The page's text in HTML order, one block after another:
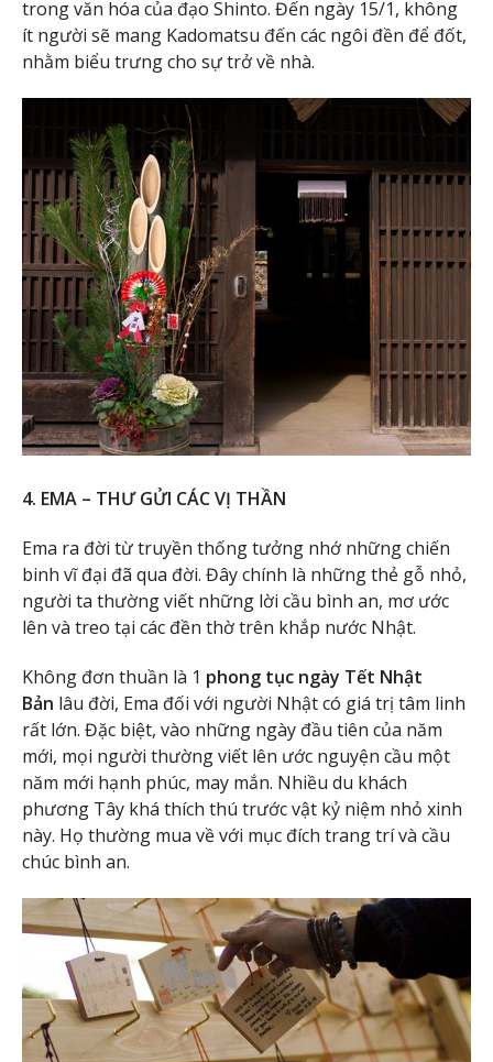
trong văn hóa của đạo Shinto. Đến ngày 15/1, không
ít người sẽ mang Kadomatsu đến các ngôi đền để đốt,
nhằm biểu trưng cho sự trở về nhà.
4. EMA – THƯ GỬI CÁC VỊ THẦN
Ema ra đời từ truyền thống tưởng nhớ những chiến
binh vĩ đại đã qua đời. Đây chính là những thẻ gỗ nhỏ,
người ta thường viết những lời cầu bình an, mơ ước
lên và treo tại các đền thờ trên khắp nước Nhật.
Không đơn thuần là 1 phong tục ngày Tết Nhật
Bản lâu đời, Ema đối với người Nhật có giá trị tâm linh
rất lớn. Đặc biệt, vào những ngày đầu tiên của năm
mới, mọi người thường viết lên ước nguyện cầu một
năm mới hạnh phúc, may mắn. Nhiều du khách
phương Tây khá thích thú trước vật kỷ niệm nhỏ xinh
này. Họ thường mua về với mục đích trang trí và cầu
chúc bình an.